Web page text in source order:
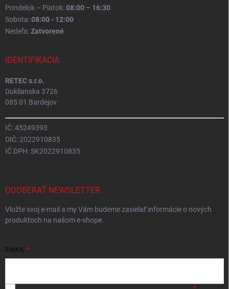
Pondelok – Piatok:08:00 – 16:30
Sobota:08:00 - 12:00
Nedeľa:Zatvorené
IDENTIFIKÁCIA
RETEC s.r.o.
Duklianska 3726
085 01 Bardejov
IČ: 45249393
DIČ: 2022910835
IČ DPH: SK2022910835
ODOBERAŤ NEWSLETTER
Vložte svoj e-mail a my Vám budeme zasielať informácie o nových
produktoch na našom e-shope.
EMAIL